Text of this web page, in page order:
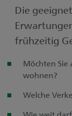
Die
frühzeitig
Möchten Sie
wohnen?
Welche